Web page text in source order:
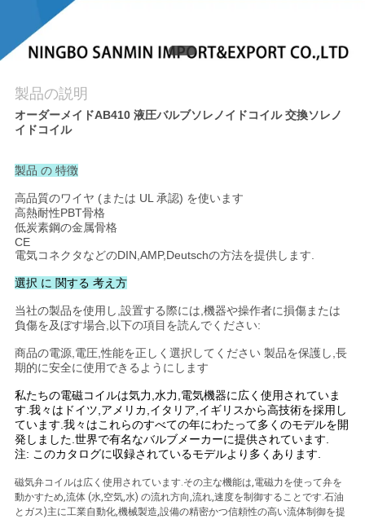
に
連
絡
し
な
さ
い
ニ
ュ
ー
ス
引
用
製品の説明
オーダーメイドAB410 液圧バルブソレノイドコイル 交換ソレノ
イドコイル
製品 の 特徴
高品質のワイヤ (または UL 承認) を使います
高熱耐性PBT骨格
低炭素鋼の金属骨格
CE
電気コネクタなどのDIN,AMP,Deutschの方法を提供します.
選択 に 関する 考え方
当社の製品を使用し,設置する際には,機器や操作者に損傷または
負傷を及ぼす場合,以下の項目を読んでください:
商品の電源,電圧,性能を正しく選択してください 製品を保護し,長
期的に安全に使用できるようにします
私たちの電磁コイルは気力,水力,電気機器に広く使用されていま
す.我々はドイツ,アメリカ,イタリア,イギリスから高技術を採用し
ています.我々はこれらのすべての年にわたって多くのモデルを開
発しました.世界で有名なバルブメーカーに提供されています.
注: このカタログに収録されているモデルより多くあります.
磁気弁コイルは広く使用されています.その主な機能は,電磁力を使って弁を
動かすため,流体 (水,空気,水) の流れ方向,流れ,速度を制御することです.石油
とガス)主に工業自動化,機械製造,設備の精密かつ信頼性の高い流体制御を提